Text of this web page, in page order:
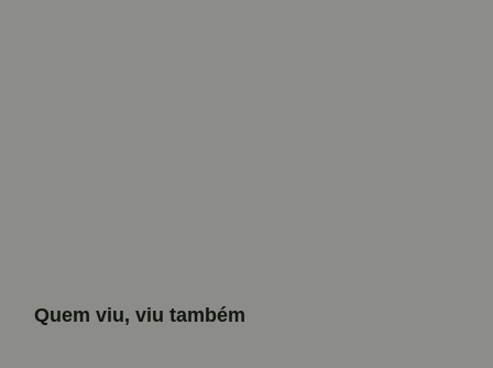
Quem viu, viu também